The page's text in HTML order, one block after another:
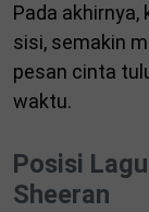
Pada
sisi, semakin
pesan cinta
waktu.
Posisi
Sheeran